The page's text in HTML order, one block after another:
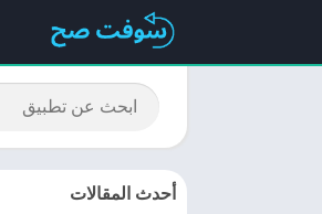
أحدث المقالات